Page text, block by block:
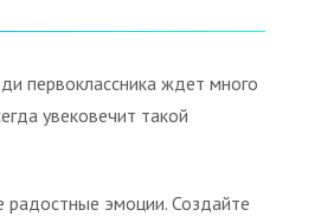
первоклассника ждет много
увековечит такой
радостные эмоции. Создайте